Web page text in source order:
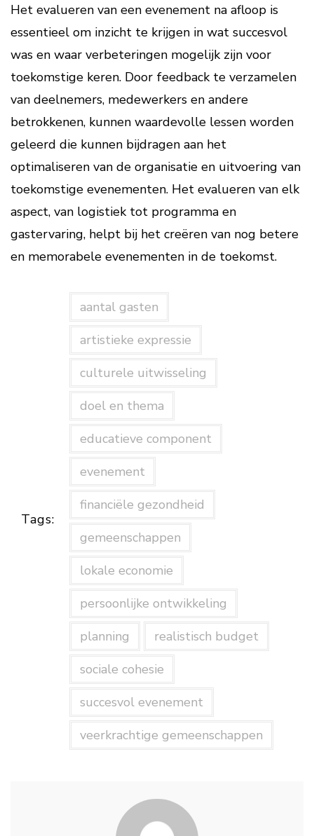
Het evalueren van een evenement na afloop is
essentieel om inzicht te krijgen in wat succesvol
was en waar verbeteringen mogelijk zijn voor
toekomstige keren. Door feedback te verzamelen
van deelnemers, medewerkers en andere
betrokkenen, kunnen waardevolle lessen worden
geleerd die kunnen bijdragen aan het
optimaliseren van de organisatie en uitvoering van
toekomstige evenementen. Het evalueren van elk
aspect, van logistiek tot programma en
gastervaring, helpt bij het creëren van nog betere
en memorabele evenementen in de toekomst.
Tags:
aantal gasten
artistieke expressie
culturele uitwisseling
doel en thema
educatieve component
evenement
financiële gezondheid
gemeenschappen
lokale economie
persoonlijke ontwikkeling
planning
realistisch budget
sociale cohesie
succesvol evenement
veerkrachtige gemeenschappen